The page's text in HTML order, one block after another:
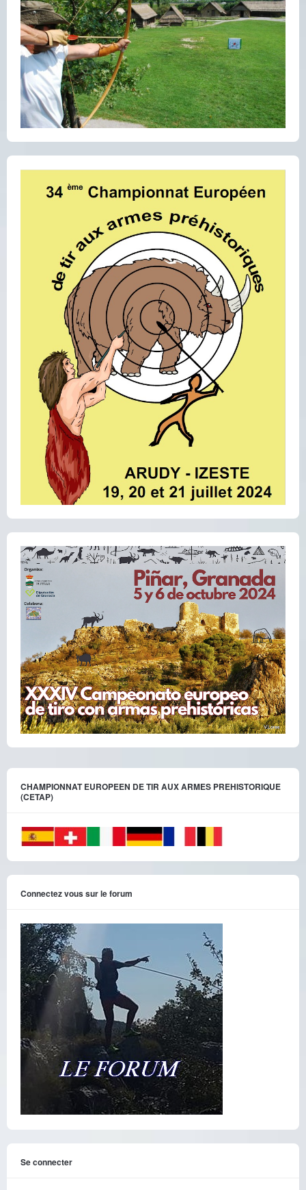
CHAMPIONNAT EUROPEEN DE TIR AUX ARMES PREHISTORIQUE
(CETAP)
Connectez vous sur le forum
Se connecter